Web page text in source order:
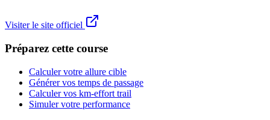
Visiter le site officiel
Préparez cette course
Calculer votre allure cible
Générer vos temps de passage
Calculer vos km-effort trail
Simuler votre performance